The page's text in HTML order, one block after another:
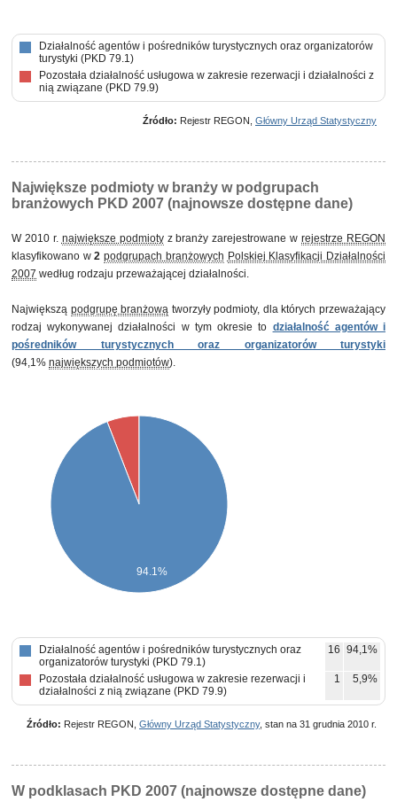
Działalność agentów i pośredników turystycznych oraz organizatorów
turystyki (PKD 79.1)
Pozostała działalność usługowa w zakresie rezerwacji i działalności z
nią związane (PKD 79.9)
Źródło: Rejestr REGON, Główny Urząd Statystyczny
Największe podmioty w branży w podgrupach
branżowych PKD 2007 (najnowsze dostępne dane)
W 2010 r. największe podmiotyz branży zarejestrowane wrejestrze REGON
klasyfikowano w2 podgrupach branżowych Polskiej Klasyfikacji Działalności
2007 według rodzaju przeważającej działalności.
Największą podgrupę branżową tworzyły podmioty, dla których przeważający
rodzaj wykonywanej działalności w tym okresie to działalność agentów i
pośredników turystycznych oraz organizatorów turystyki
(94,1% największych podmiotów).
94.1%
Działalność agentów i pośredników turystycznych oraz
organizatorów turystyki (PKD 79.1)
16 94,1%
Pozostała działalność usługowa w zakresie rezerwacji i
działalności z nią związane (PKD 79.9)
1 5,9%
Źródło: Rejestr REGON, Główny Urząd Statystyczny, stan na 31 grudnia 2010 r.
W podklasach PKD 2007 (najnowsze dostępne dane)